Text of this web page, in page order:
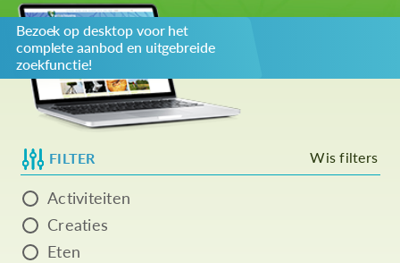
Over ons
Privacybeleid
Redactiestatuut
log in
Bezoek op desktop voor het
complete aanbod en uitgebreide
zoekfunctie!
KIES JE THEMA
FILTER Wis filters
Activiteiten
Creaties
Eten